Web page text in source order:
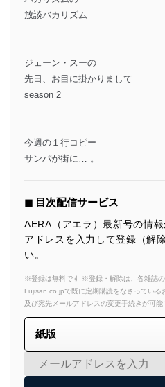
放談バカリズム
ジェーン・スーの
先日、お目に掛かりまして
season 2
今週の１行コピー
サンパが街に… 。
◼︎ 目次配信サービス
AERA（アエラ）最新号の情
アドレスを入力して登録（解
い。
※登録は無料です ※登録・解除は、各雑誌
Fujisan.co.jpで既に定期購読をなさっている
及び宛先メールアドレスの変更手続きが可能